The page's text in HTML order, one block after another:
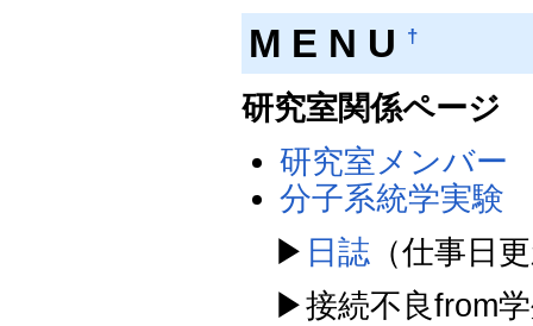
M E N U †
研究室関係ページ
研究室メンバー
分子系統学実験
▶ 日誌（仕事日
▶接続不良from